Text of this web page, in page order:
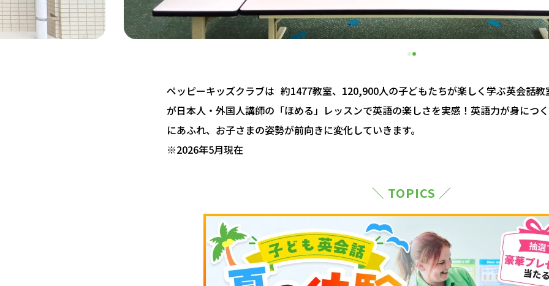
ペッピーキッズクラブは 約1477教室、120,900人の子どもたちが楽しく学ぶ英会話
が日本人・外国人講師の「ほめる」レッスンで英語の楽しさを実感！英語力が身につ
にあふれ、お子さまの姿勢が前向きに変化していきます。
※2026年5月現在
＼ TOPICS ／